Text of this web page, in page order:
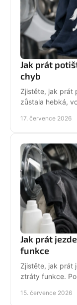
Jak prát
chyb
Zjistěte, jak prát
zůstala hebká,
17. července 2026
Jak prát
funkce
Zjistěte, jak prát
ztráty funkce.
den.
15. července 2026